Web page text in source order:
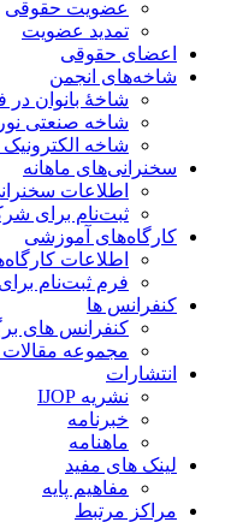
عضویت حقوقی
تمدید عضویت
اعضای حقوقی
شاخه‌های انجمن
شاخۀ بانوان در
شاخه صنعتی
شاخه‌ الکترونیک
سخنرانی‌های ماهانه
اطلاعات
ثبت‌نام برای
کارگاه‌های آموزشی
اطلاعات
فرم ثبت‌نام
کنفرانس ها
کنفرانس های
مجموعه مقالات
انتشارات
نشریه IJOP
خبرنامه
ماهنامه
لینک های مفید
مفاهیم پایه
مراکز مرتبط